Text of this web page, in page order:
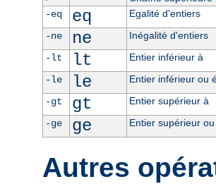
-eq
eq
Egalité d'entiers
-ne
ne
Inégalité d'entiers
-lt
lt
Entier inférieur à
-le
le
Entier inférieur ou
-gt
gt
Entier supérieur à
-ge
ge Entier supérieur
Autres